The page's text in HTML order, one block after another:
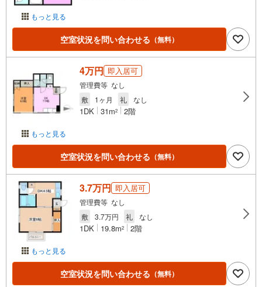
もっと見る
空室状況を問い合わせる （無料）
もっと見る
4万円 即入居可
管理費等 なし
敷
1ヶ月 礼 なし
1DK 31m2 2階
空室状況を問い合わせる （無料）
もっと見る
3.7万円 即入居可
管理費等 なし
敷
3.7万円 礼 なし
1DK 19.8m2 2階
空室状況を問い合わせる （無料）